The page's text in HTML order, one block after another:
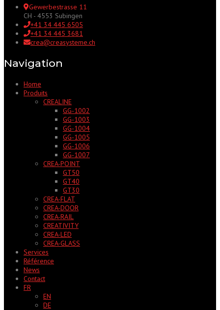
Gewerbestrasse 11
CH - 4553 Subingen
+41 34 445 6505
+41 34 445 3681
crea@creasysteme.ch
Navigation
Home
Produits
CREALINE
GG-1002
GG-1003
GG-1004
GG-1005
GG-1006
GG-1007
CREA-POINT
GT50
GT40
GT30
CREA-FLAT
CREA-DOOR
CREA-RAIL
CREATIVITY
CREA-LED
CREA-GLASS
Services
Référence
News
Contact
FR
EN
DE